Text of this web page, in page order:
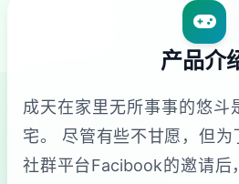
产品介
成天在家里无所事事的悠斗
宅。 尽管有些不甘愿，但为
社群平台Facibook的邀请后